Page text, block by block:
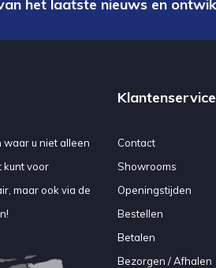
het laatste nieuws en
u niet alleen
kunt voor
maar ook via de
Klantenservice
Contact
Showrooms
Openingstijden
Bestellen
Betalen
Bezorgen / Afhalen